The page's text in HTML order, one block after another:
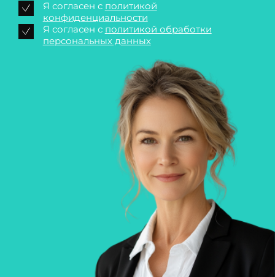
Я согласен с политикой
конфиденциальности
Я согласен с политикой обработки
персональных данных